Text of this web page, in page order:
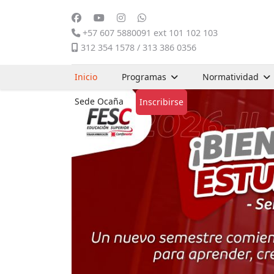
+57 607 5880091 ext 101 102 103
312 354 1578 / 313 386 0356
Inicio Programas Normatividad
Sede Ocaña Inscribirse